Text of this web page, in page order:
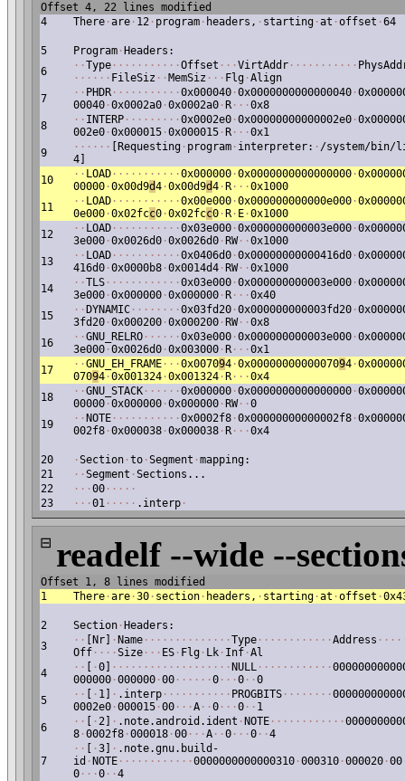
Offset 4, 22 lines modified
4
There ·are · 12 · program · headers, · starting ·at ·offset ·64
5 Program · Headers:
6
· ·Type · · · · · · · · · · ·Offset · · ·VirtAddr · · · · · · · · · · ·
· · · · · · FileSiz · · MemSiz · · · Flg ·Align
7
· · PHDR · · · · · · · · · · ·0x000040 ·0x0000000000000040 ·
00040 ·0x0002a0 ·0x0002a0 · R · · ·0x8
8
· · INTERP · · · · · · · · ·0x0002e0 ·0x00000000000002e0 ·
002e0 ·0x000015 ·0x000015 · R · · ·0x1
9
· · · · · · [Requesting · program · interpreter: · /system/bin/
4]
10
· · LOAD · · · · · · · · · · ·0x000000 ·0x0000000000000000 ·
00000 ·0x00d9d4 ·0x00d9d4 · R · · ·0x1000
11
· · LOAD · · · · · · · · · · ·0x00e000 ·0x000000000000e000 ·
0e000 ·0x02fcc0 ·0x02fcc0 · R · E ·0x1000
12
· · LOAD · · · · · · · · · · ·0x03e000 ·0x000000000003e000 ·
3e000 ·0x0026d0 ·0x0026d0 · RW· ·0x1000
13
· · LOAD · · · · · · · · · · ·0x0406d0 ·0x00000000000416d0 ·
416d0 ·0x0000b8 ·0x0014d4 · RW· ·0x1000
14
· ·TLS · · · · · · · · · · · ·0x03e000 ·0x000000000003e000 ·
3e000 ·0x000000 ·0x000000 · R · · ·0x40
15
· · DYNAMIC · · · · · · · ·0x03fd20 ·0x000000000003fd20 ·
3fd20 ·0x000200 ·0x000200 · RW· ·0x8
16
· ·GNU_RELRO · · · · · ·0x03e000 ·0x000000000003e000 ·
3e000 ·0x0026d0 ·0x003000 · R · · ·0x1
17
· ·GNU_EH_FRAME · · ·0x007094 ·0x0000000000007094 ·
07094 ·0x001324 ·0x001324 · R · · ·0x4
18
· ·GNU_STACK · · · · · ·0x000000 ·0x0000000000000000 ·
00000 ·0x000000 ·0x000000 · RW· ·0
19
· · NOTE · · · · · · · · · · ·0x0002f8 ·0x00000000000002f8 ·
002f8 ·0x000038 ·0x000038 · R · · ·0x4
20 ·Section ·to ·Segment ·mapping:
21
· ·Segment ·Sections...
22
· · ·00 · · · · ·
23
· · ·01 · · · · · .interp ·
⊟ readelf --wide --
Offset 1, 8 lines modified
1
There ·are ·30 · section · headers, · starting ·at ·offset ·
2 Section · Headers:
3
· · [Nr] · Name · · · · · · · · · · · · · ·Type · · · · · · · · · · · ·Address · · · ·
Off · · · ·Size · · · ES · Flg · Lk · Inf ·Al
4
· · ·0] · · · · · · · · · · · · · · · · · · · NULL · · · · · · · · · · · ·
000000 ·000000 ·00 · · · · · ·0 · · ·0 · ·0
5
· · · 1] · .interp · · · · · · · · · · · PROGBITS · · · · · · · ·
0002e0 ·000015 ·00 · · ·A · ·0 · · ·0 · · 1
6
· · ·2] · .note.android.ident · NOTE · · · · · · · · · · · ·
8 ·0002f8 ·000018 ·00 · · ·A · ·0 · · ·0 · ·4
7
· · ·3] · .note.gnu.build-
id · NOTE · · · · · · · · · · · ·0000000000000310 ·000310 ·000020 ·00
0 · · ·0 · ·4